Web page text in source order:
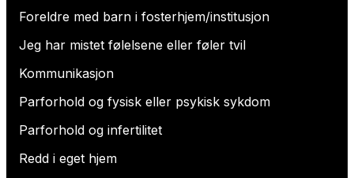
Foreldre med barn i fosterhjem/institusjon
Jeg har mistet følelsene eller føler tvil
Kommunikasjon
Parforhold og fysisk eller psykisk sykdom
Parforhold og infertilitet
Redd i eget hjem